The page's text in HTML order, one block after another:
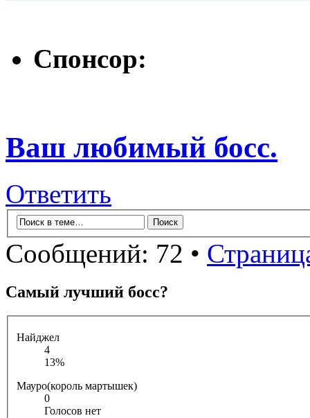
Спонсор:
Ваш любимый босс.
Ответить
Сообщений: 72 •
Самый лучший босс?
Найджел
4
13%
Мауро(король мартышек)
0
Голосов нет